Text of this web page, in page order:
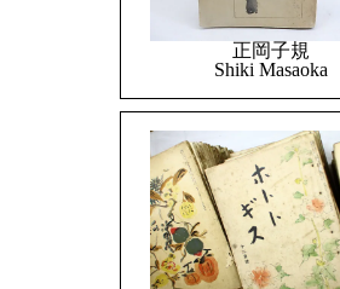
正岡子規
Shiki Masaoka